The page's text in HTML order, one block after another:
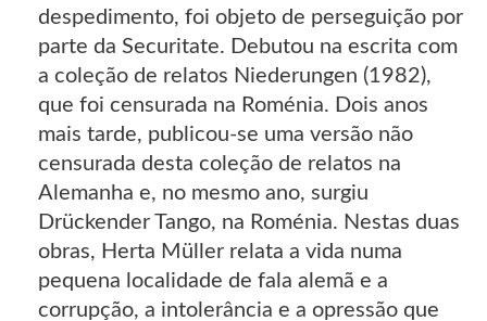
despedimento, foi objeto de perseguição por
parte da Securitate. Debutou na escrita com
a coleção de relatos Niederungen (1982),
que foi censurada na Roménia. Dois anos
mais tarde, publicou-se uma versão não
censurada desta coleção de relatos na
Alemanha e, no mesmo ano, surgiu
Drückender Tango, na Roménia. Nestas duas
obras, Herta Müller relata a vida numa
pequena localidade de fala alemã e a
corrupção, a intolerância e a opressão que